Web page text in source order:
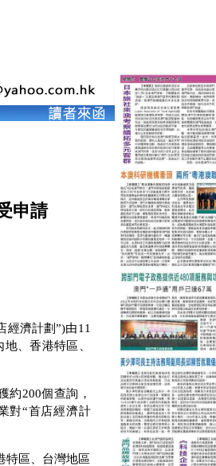
申請
經濟計劃”)由11
、香港特區、
約200個查詢，
對“首店經濟計
特區、台灣地區